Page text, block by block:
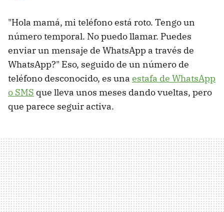
"Hola mamá, mi teléfono está roto. Tengo un
número temporal. No puedo llamar. Puedes
enviar un mensaje de WhatsApp a través de
WhatsApp?" Eso, seguido de un número de
teléfono desconocido, es una estafa de WhatsApp
o SMS que lleva unos meses dando vueltas, pero
que parece seguir activa.